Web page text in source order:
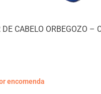
DE CABELO ORBEGOZO –
encomenda